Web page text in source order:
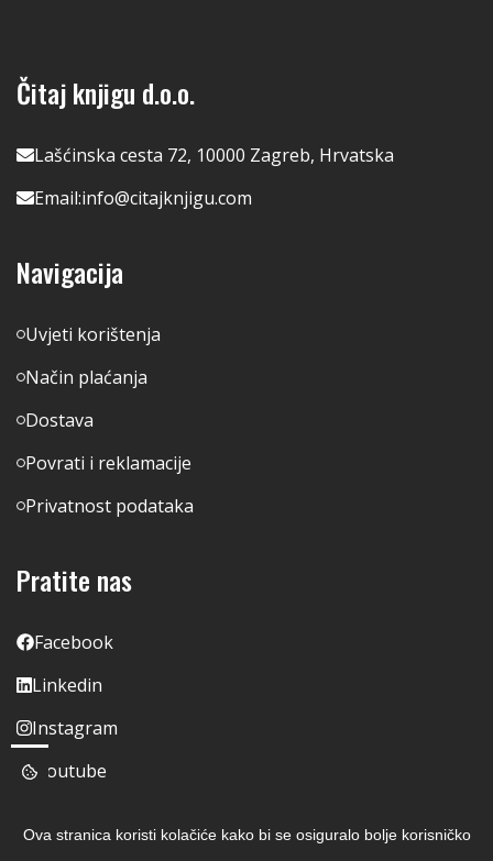
Čitaj knjigu d.o.o.
Lašćinska cesta 72, 10000 Zagreb, Hrvatska
Email:info@citajknjigu.com
Navigacija
Uvjeti korištenja
Način plaćanja
Dostava
Povrati i reklamacije
Privatnost podataka
Pratite nas
Facebook
Linkedin
Instagram
Youtube
Ova stranica koristi kolačiće kako bi se osiguralo bolje korisničko